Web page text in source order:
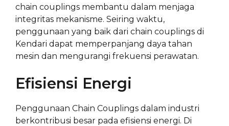
chain couplings membantu dalam menjaga
integritas mekanisme. Seiring waktu,
penggunaan yang baik dari chain couplings di
Kendari dapat memperpanjang daya tahan
mesin dan mengurangi frekuensi perawatan.
Efisiensi Energi
Penggunaan Chain Couplings dalam industri
berkontribusi besar pada efisiensi energi. Di